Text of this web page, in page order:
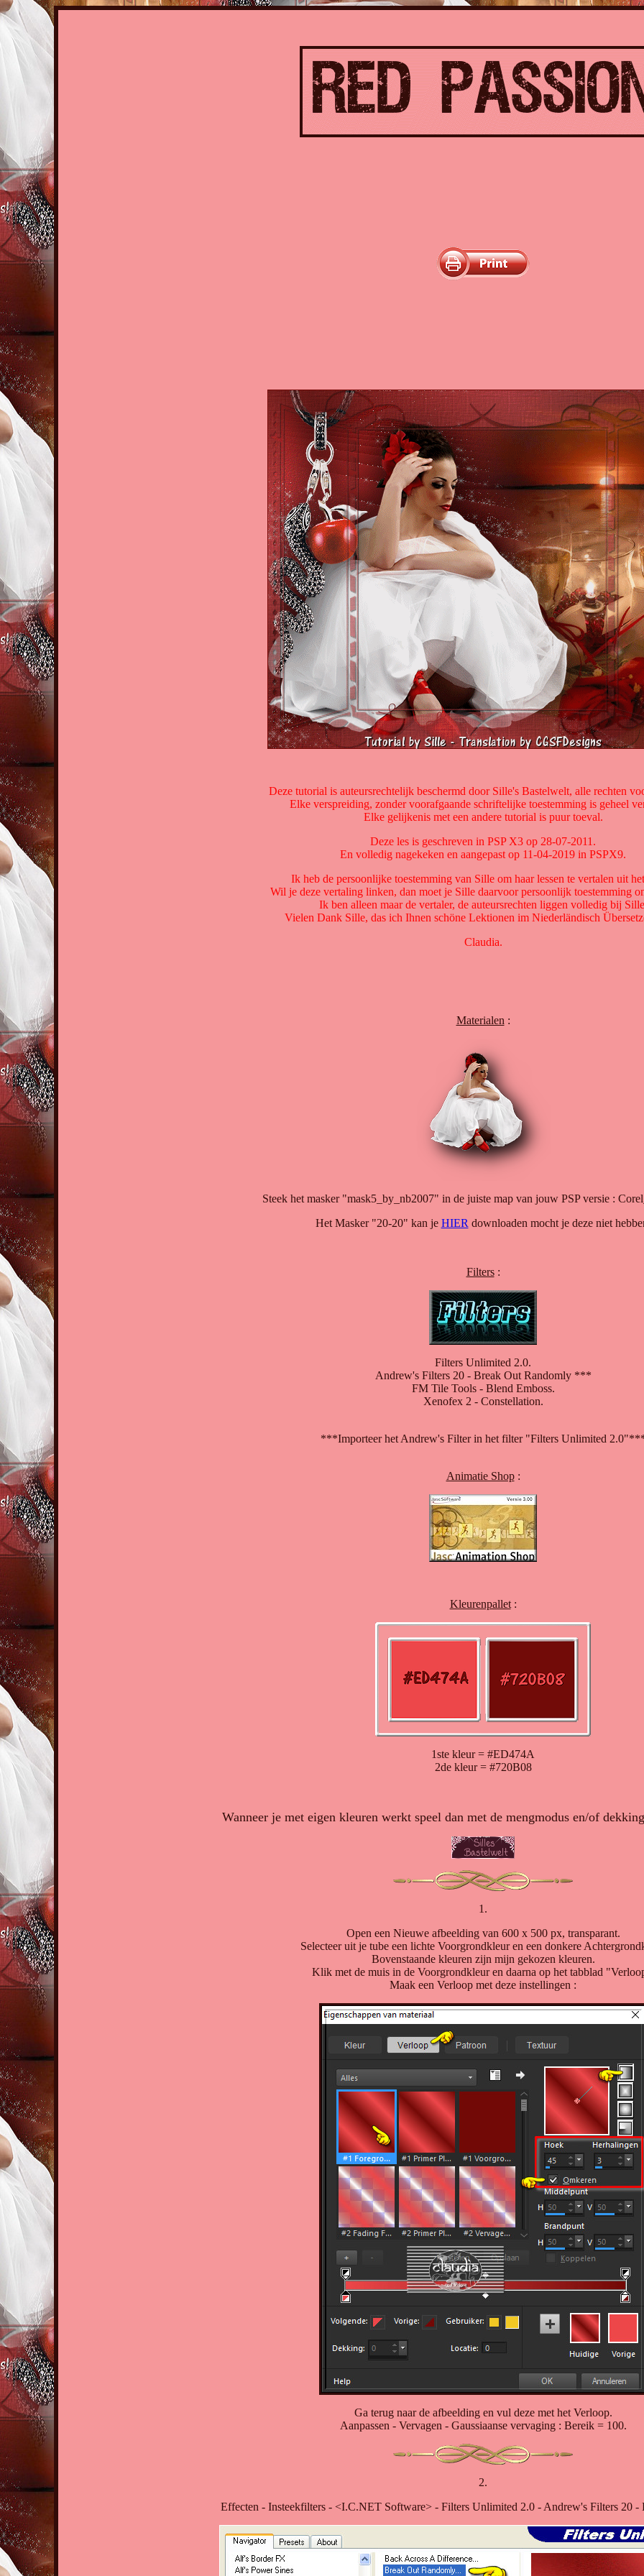
Deze tutorial is auteursrechtelijk beschermd door Sille's Bastelwelt, alle rechten
Elke verspreiding, zonder voorafgaande schriftelijke toestemming is geheel
Elke gelijkenis met een andere tutorial is puur toeval.
Deze les is geschreven in PSP X3 op 28-07-2011.
En volledig nagekeken en aangepast op 11-04-2019 in PSPX9.
Ik heb de persoonlijke toestemming van Sille om haar lessen te vertalen uit
Wil je deze vertaling linken, dan moet je Sille daarvoor persoonlijk toestemming
Ik ben alleen maar de vertaler, de auteursrechten liggen volledig bij
Vielen Dank Sille, das ich Ihnen schöne Lektionen im Niederländisch
Claudia.
Materialen :
Steek het masker "mask5_by_nb2007" in de juiste map van jouw PSP versie :
Het Masker "20-20" kan je HIER downloaden mocht je deze niet
Filters:
Filters Unlimited 2.0.
Andrew's Filters 20 - Break Out Randomly ***
FM Tile Tools - Blend Emboss.
Xenofex 2 - Constellation.
***Importeer het Andrew's Filter in het filter "Filters Unlimited
Animatie Shop:
Kleurenpallet:
1ste kleur = #ED474A
2de kleur = #720B08
Wanneer je met eigen kleuren werkt speel dan met de mengmodus en/of
1.
Open een Nieuwe afbeelding van 600 x 500 px, transparant.
Selecteer uit je tube een lichte Voorgrondkleur en een donkere
Bovenstaande kleuren zijn mijn gekozen kleuren.
Klik met de muis in de Voorgrondkleur en daarna op het tabblad
Maak een Verloop met deze instellingen :
Ga terug naar de afbeelding en vul deze met het Verloop.
Aanpassen - Vervagen - Gaussiaanse vervaging : Bereik = 100.
2.
Effecten - Insteekfilters - <I.C.NET Software> - Filters Unlimited 2.0 - Andrew's Filters 20 -